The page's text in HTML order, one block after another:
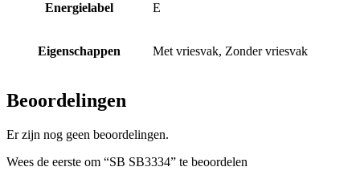
Energielabel E
Eigenschappen Met vriesvak, Zonder vriesvak
Beoordelingen
Er zijn nog geen beoordelingen.
Wees de eerste om “SB SB3334” te beoordelen